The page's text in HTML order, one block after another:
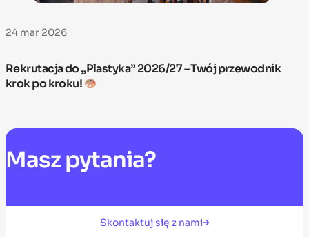
24 mar 2026
Rekrutacja do „Plastyka” 2026/27 – Twój przewodnik
krok po kroku!
Masz pytania?
Skontaktuj się z nami